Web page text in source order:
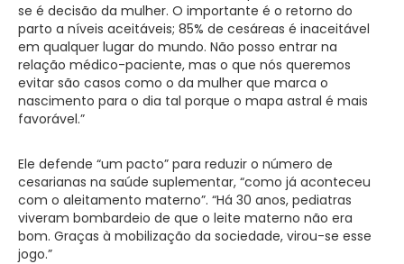
se é decisão da mulher. O importante é o retorno do
parto a níveis aceitáveis; 85% de cesáreas é inaceitável
em qualquer lugar do mundo. Não posso entrar na
relação médico-paciente, mas o que nós queremos
evitar são casos como o da mulher que marca o
nascimento para o dia tal porque o mapa astral é mais
favorável.”
Ele defende “um pacto” para reduzir o número de
cesarianas na saúde suplementar, “como já aconteceu
com o aleitamento materno”. “Há 30 anos, pediatras
viveram bombardeio de que o leite materno não era
bom. Graças à mobilização da sociedade, virou-se esse
jogo.”